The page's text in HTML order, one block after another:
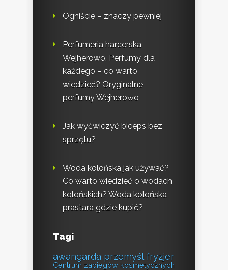
Ogniście – znaczy pewniej
Perfumeria harcerska
Wejherowo. Perfumy dla
każdego – co warto
wiedzieć? Oryginalne
perfumy Wejherowo
Jak wyćwiczyć biceps bez
sprzętu?
Woda kolońska jak używać?
Co warto wiedzieć o wodach
kolońskich? Woda kolońska
prastara gdzie kupić?
Tagi
awangarda przemyśl fryzjer
Centrum zabiegów kosmetycznych